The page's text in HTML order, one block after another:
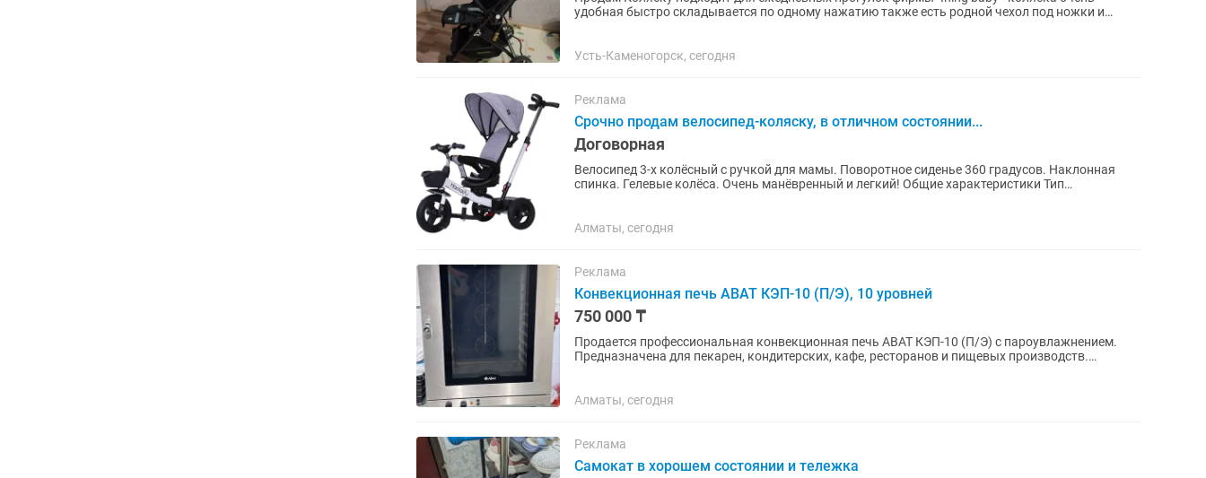
удобная быстро складывается по одному нажатию также есть родной чехол под ножки и
Усть-Каменогорск, сегодня
Реклама
Срочно продам велосипед-коляску, в отличном состоянии...
Договорная
Велосипед 3-х колёсный с ручкой для мамы. Поворотное сиденье 360 градусов. Наклонная
спинка. Гелевые колёса. Очень манёвренный и легкий! Общие характеристики Тип
Алматы, сегодня
Реклама
Конвекционная печь ABAT КЭП-10 (П/Э), 10 уровней
750 000 ₸
Продается профессиональная конвекционная печь ABAT КЭП-10 (П/Э) с пароувлажнением.
Предназначена для пекарен, кондитерских, кафе, ресторанов и пищевых производств.
Алматы, сегодня
Реклама
Самокат в хорошем состоянии и тележка